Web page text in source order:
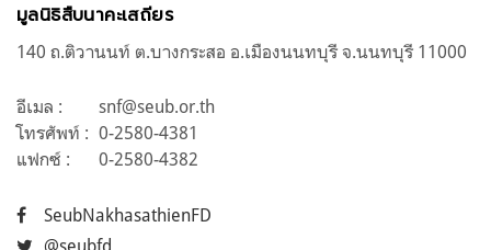
มูลนิธิสืบนาคะเสถียร
140 ถ.ติวานนท์ ต.บางกระสอ อ.เมืองนนทบุรี จ.นนทบุรี 11000
อีเมล :
snf@seub.or.th
โทรศัพท์ : 0-2580-4381
แฟกซ์ :
0-2580-4382
SeubNakhasathienFD
@seubfd